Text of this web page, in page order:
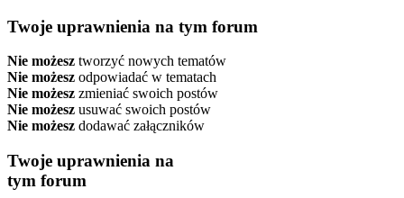
Twoje uprawnienia na tym forum
Nie możesz tworzyć nowych tematów
Nie możesz odpowiadać w tematach
Nie możesz zmieniać swoich postów
Nie możesz usuwać swoich postów
Nie możesz dodawać załączników
Twoje uprawnienia na
tym forum